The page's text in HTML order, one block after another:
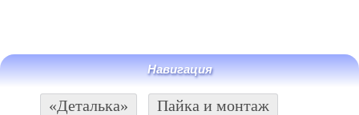
Навигация
«Деталька»
Пайка и монтаж